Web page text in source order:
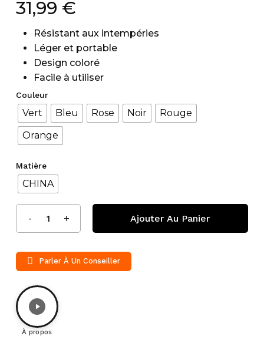
31,99 €
Résistant aux intempéries
Léger et portable
Design coloré
Facile à utiliser
Couleur
Vert Bleu Rose Noir
Rouge
Orange
Matière
CHINA
Ajouter Au Panier
Parler À Un Conseiller
À propos